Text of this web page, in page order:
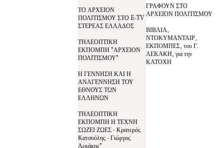
ΤΟ ΑΡΧΕΙΟΝ
ΠΟΛΙΤΙΣΜΟΥ ΣΤΟ E-TV
ΣΤΕΡΕΑΣ ΕΛΛΑΔΟΣ
ΤΗΛΕΟΠΤΙΚΗ
ΕΚΠΟΜΠΗ "ΑΡΧΕΙΟΝ
ΠΟΛΙΤΙΣΜΟΥ"
Η ΓΕΝΝΗΣΗ ΚΑΙ Η
ΑΝΑΓΕΝΝΗΣΗ ΤΟΥ
ΕΘΝΟΥΣ ΤΩΝ
ΕΛΛΗΝΩΝ
ΤΗΛΕΟΠΤΙΚΗ
ΕΚΠΟΜΠΗ Η ΤΕΧΝΗ
ΣΩΖΕΙ ΖΩΕΣ - Κρατερός
Κατσούλης - Γιώργος
Λεκάκης"
ΓΡΑΦΟΥΝ ΣΤΟ
ΑΡΧΕΙΟΝ ΠΟΛΙΤΙΣΜΟΥ
ΒΙΒΛΙΑ,
ΝΤΟΚΥΜΑΝΤΑΙΡ,
ΕΚΠΟΜΠΕΣ, του Γ.
ΛΕΚΑΚΗ, για την
ΚΑΤΟΧΗ